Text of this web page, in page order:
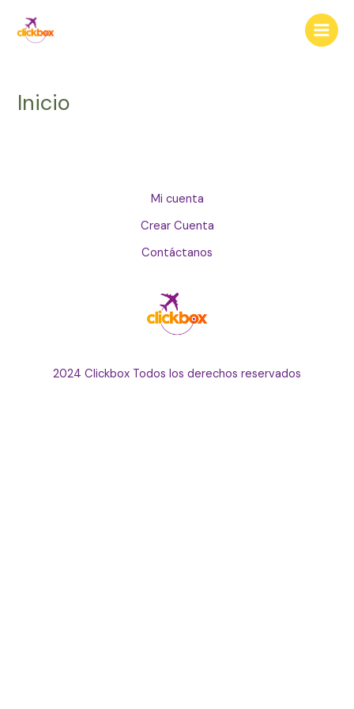
contenido
Main
Menu
Inicio
Mi cuenta
Crear Cuenta
Contáctanos
2024 Clickbox Todos los derechos reservados